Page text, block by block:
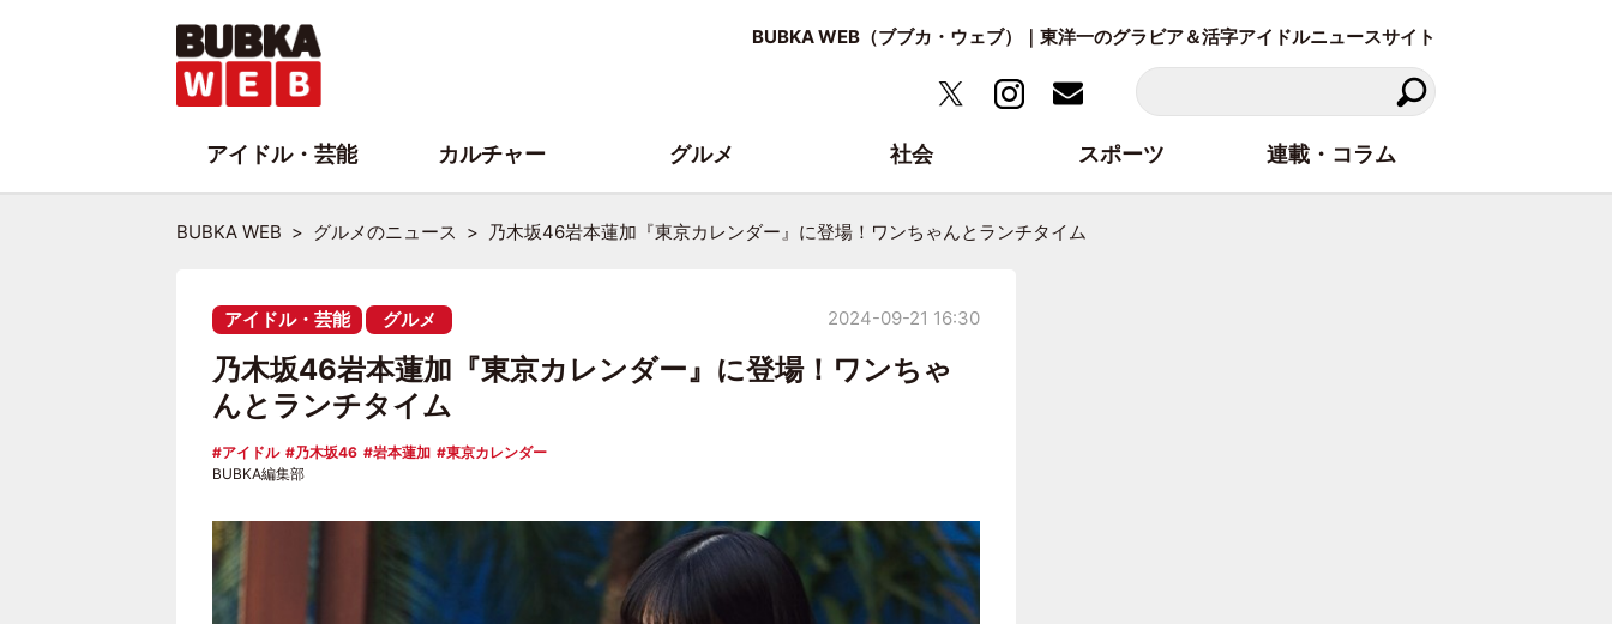
BUBKA WEB（ブブカ・ウェブ）｜東洋一のグラビア＆活字アイドルニュースサイト
BUBKA WEB グルメのニュース 乃木坂46岩本蓮加『東京カレンダー』に登場！ワンちゃんとランチタイム
アイドル・芸能 グルメ 2024-09-21 16:30
乃木坂46岩本蓮加『東京カレンダー』に登場！ワンちゃ
んとランチタイム
アイドル 乃木坂46 岩本蓮加
東京カレンダー
BUBKA編集部
アイドル・芸能 カルチャー グルメ 社会 スポーツ 連載・コラム